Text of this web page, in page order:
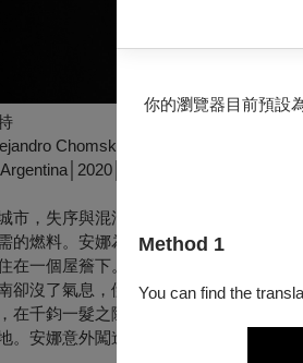
你的瀏覽器目前預設
Method 1
You can find the
Chomski
Color│89min│
市，失序與混沌是它的律動，煙硝斷垣
的燃料。安娜為了找尋下落不明的哥哥
在一個屋簷下。然而食色性也，某日，
卻沒了氣息，伊莎貝也隨丈夫而去。
在千鈞一髮之際躲進國家圖書館。出乎
。安娜意外闖進一間猶太拉比聚集的讀